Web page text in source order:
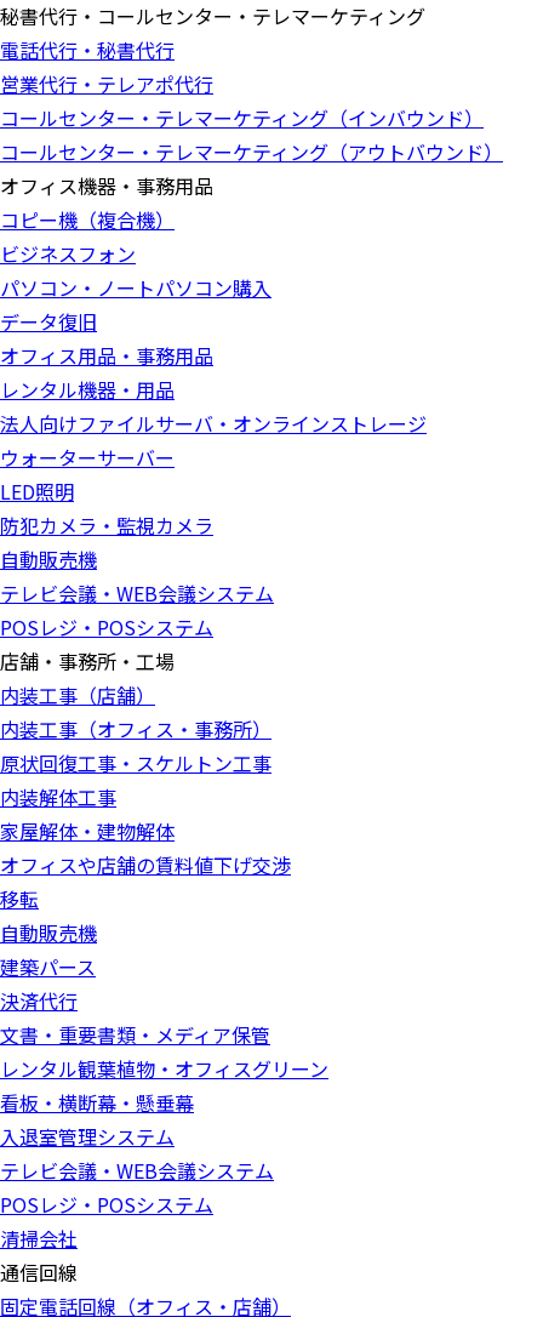
秘書代行・コールセンター・テレマーケティング
電話代行・秘書代行
営業代行・テレアポ代行
コールセンター・テレマーケティング（インバウンド）
コールセンター・テレマーケティング（アウトバウンド）
オフィス機器・事務用品
コピー機（複合機）
ビジネスフォン
パソコン・ノートパソコン購入
データ復旧
オフィス用品・事務用品
レンタル機器・用品
法人向けファイルサーバ・オンラインストレージ
ウォーターサーバー
LED照明
防犯カメラ・監視カメラ
自動販売機
テレビ会議・WEB会議システム
POSレジ・POSシステム
店舗・事務所・工場
内装工事（店舗）
内装工事（オフィス・事務所）
原状回復工事・スケルトン工事
内装解体工事
家屋解体・建物解体
オフィスや店舗の賃料値下げ交渉
移転
自動販売機
建築パース
決済代行
文書・重要書類・メディア保管
レンタル観葉植物・オフィスグリーン
看板・横断幕・懸垂幕
入退室管理システム
テレビ会議・WEB会議システム
POSレジ・POSシステム
清掃会社
通信回線
固定電話回線（オフィス・店舗）